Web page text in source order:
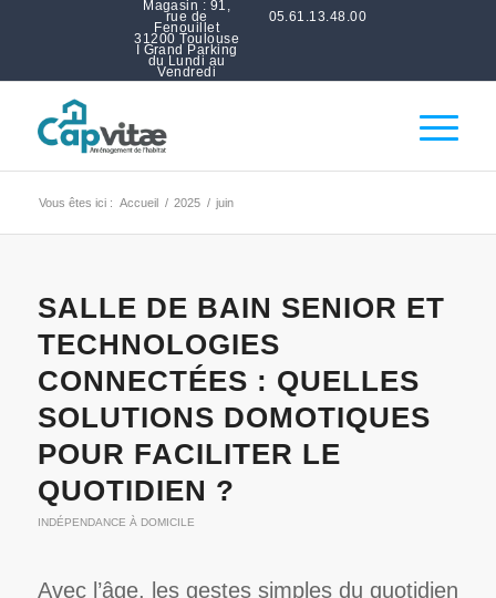
Magasin : 91,
rue de
Fenouillet
31200 Toulouse
I Grand Parking
du Lundi au
Vendredi
05.61.13.48.00
Vous êtes ici : Accueil / 2025 / juin
SALLE DE BAIN SENIOR ET
TECHNOLOGIES
CONNECTÉES : QUELLES
SOLUTIONS DOMOTIQUES
POUR FACILITER LE
QUOTIDIEN ?
INDÉPENDANCE À DOMICILE
Avec l’âge, les gestes simples du quotidien